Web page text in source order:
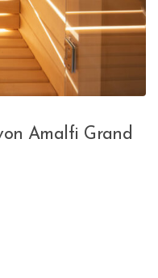
Amalfi Grand